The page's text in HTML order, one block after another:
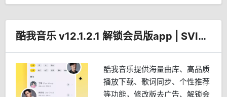
酷我音乐 v12.1.2.1 解锁会员版app | SVIP | MOD
酷我音乐提供海量曲库、高品质
播放下载、歌词同步、个性推荐
等功能，修改版去广告、解锁会